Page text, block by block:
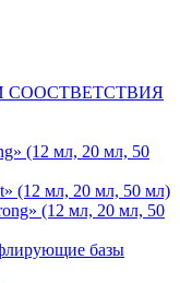
СООСТВЕТСТВИЯ
(12 мл, 20 мл, 50
(12 мл, 20 мл, 50 мл)
(12 мл, 20 мл, 50
базы